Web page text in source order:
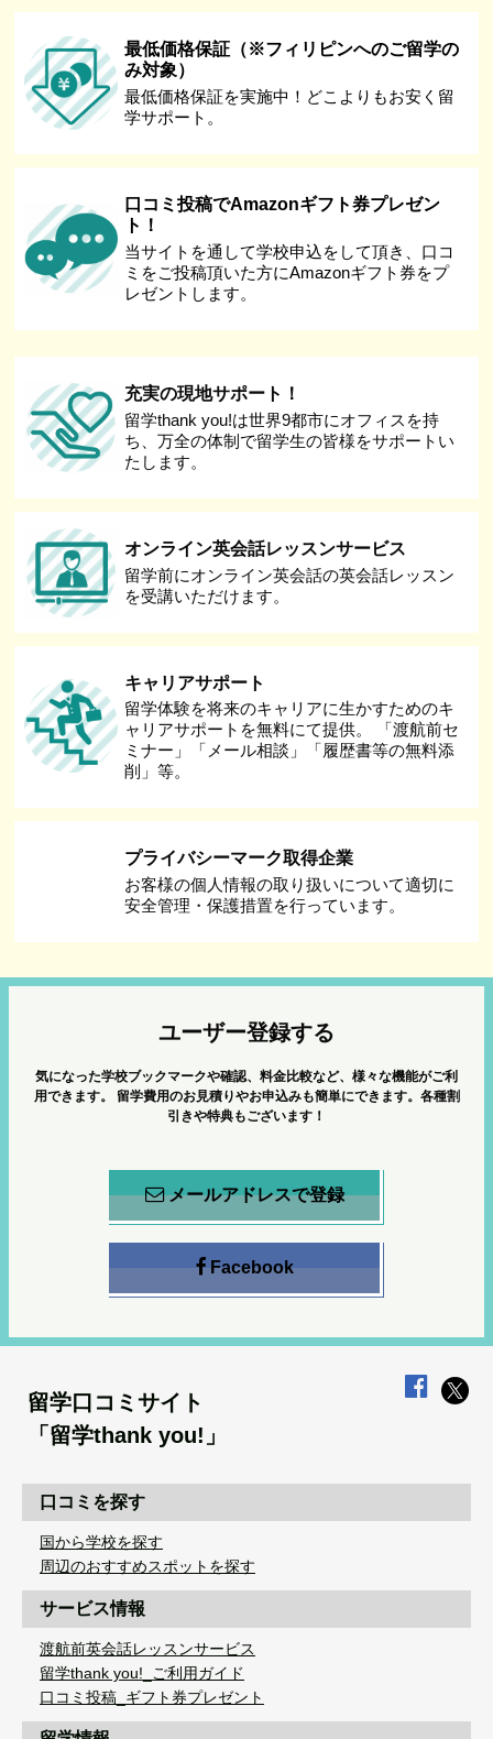
最低価格保証（※フィリピンへのご留学の
み対象）
最低価格保証を実施中！どこよりもお安く留
学サポート。
口コミ投稿でAmazonギフト券プレゼン
ト！
当サイトを通して学校申込をして頂き、口コ
ミをご投稿頂いた方にAmazonギフト券をプ
レゼントします。
充実の現地サポート！
留学thank you!は世界9都市にオフィスを持
ち、万全の体制で留学生の皆様をサポートい
たします。
オンライン英会話レッスンサービス
留学前にオンライン英会話の英会話レッスン
を受講いただけます。
キャリアサポート
留学体験を将来のキャリアに生かすためのキ
ャリアサポートを無料にて提供。 「渡航前セ
ミナー」「メール相談」「履歴書等の無料添
削」等。
プライバシーマーク取得企業
お客様の個人情報の取り扱いについて適切に
安全管理・保護措置を行っています。
ユーザー登録する
気になった学校ブックマークや確認、料金比較など、様々な機能がご利
用できます。
留学費用のお見積りやお申込みも簡単にできます。各種割
引きや特典もございます！
メールアドレスで登録
Facebook
留学口コミサイト
「留学thank you!」
口コミを探す
国から学校を探す
周辺のおすすめスポットを探す
サービス情報
渡航前英会話レッスンサービス
留学thank you!_ご利用ガイド
口コミ投稿_ギフト券プレゼント